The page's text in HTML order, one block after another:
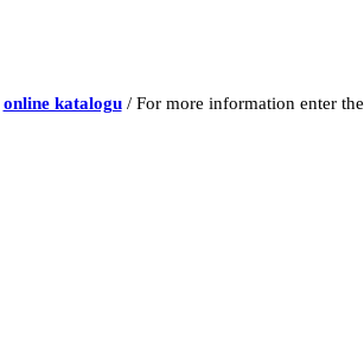
online katalogu/ For more information enter the